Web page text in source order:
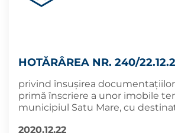
HOTĂRÂREA NR. 240/
privind însușirea
primă înscriere a unor imobile
municipiul Satu Mare, cu
2020.12.22